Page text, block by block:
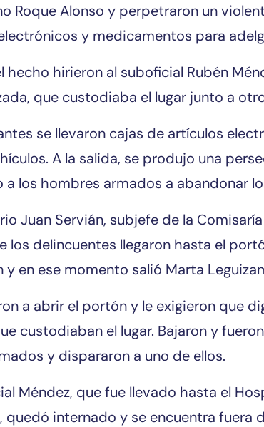
Roque Alonso y perpetraron un
y medicamentos para
hecho hirieron al suboficial Rubén
que custodiaba el lugar junto a
se llevaron cajas de artículos
A la salida, se produjo una
a los hombres armados a abandonar
Juan Servián, subjefe de la
los delincuentes llegaron hasta el
y en ese momento salió Marta
a abrir el portón y le exigieron que
custodiaban el lugar. Bajaron y
y dispararon a uno de ellos.
Méndez, que fue llevado hasta el
quedó internado y se encuentra fuera